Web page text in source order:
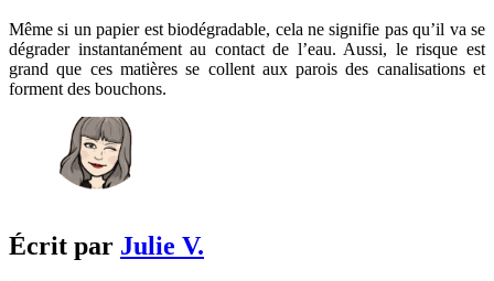
Même si un papier est biodégradable, cela ne signifie pas qu’il va se
dégrader instantanément au contact de l’eau. Aussi, le risque est
grand que ces matières se collent aux parois des canalisations et
forment des bouchons.
Écrit par Julie V.